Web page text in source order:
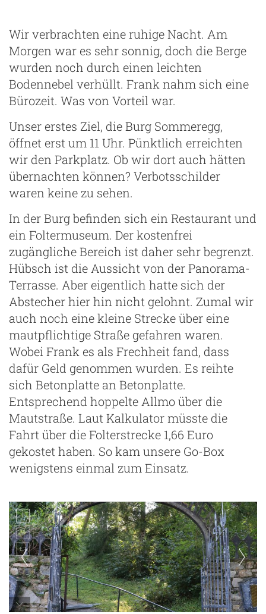
Wir verbrachten eine ruhige Nacht. Am
Morgen war es sehr sonnig, doch die Berge
wurden noch durch einen leichten
Bodennebel verhüllt. Frank nahm sich eine
Bürozeit. Was von Vorteil war.
Unser erstes Ziel, die Burg Sommeregg,
öffnet erst um 11 Uhr. Pünktlich erreichten
wir den Parkplatz. Ob wir dort auch hätten
übernachten können? Verbotsschilder
waren keine zu sehen.
In der Burg befinden sich ein Restaurant und
ein Foltermuseum. Der kostenfrei
zugängliche Bereich ist daher sehr begrenzt.
Hübsch ist die Aussicht von der Panorama-
Terrasse. Aber eigentlich hatte sich der
Abstecher hier hin nicht gelohnt. Zumal wir
auch noch eine kleine Strecke über eine
mautpflichtige Straße gefahren waren.
Wobei Frank es als Frechheit fand, dass
dafür Geld genommen wurden. Es reihte
sich Betonplatte an Betonplatte.
Entsprechend hoppelte Allmo über die
Mautstraße. Laut Kalkulator müsste die
Fahrt über die Folterstrecke 1,66 Euro
gekostet haben. So kam unsere Go-Box
wenigstens einmal zum Einsatz.